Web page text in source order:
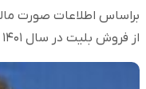
براساس اطلاعات صورت
از فروش بلیت در سال ۱۴۰۱ حدود ۹۱۴ میلیارد تومان بوده، اما…